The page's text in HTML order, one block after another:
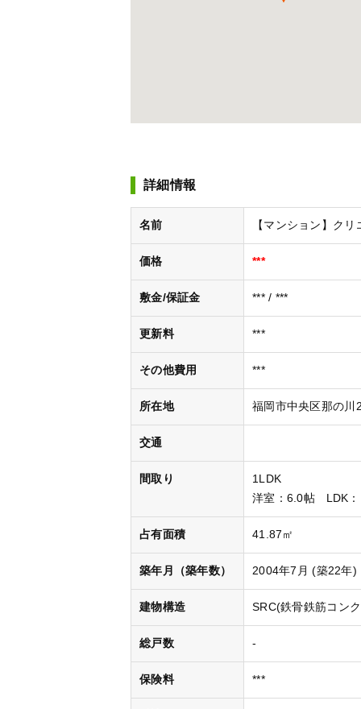
詳細情報
名前 【マンション】ク
価格 ***
敷金/保証金 *** / ***
更新料 ***
その他費用 ***
所在地 福岡市中央区那の川
交通
間取り
1LDK
洋室 ：6.0帖 LDK
占有面積 41.87㎡
築年月（築年数） 2004年7月 (築22年)
建物構造 SRC(鉄骨鉄筋コン
総戸数 -
保険料 ***